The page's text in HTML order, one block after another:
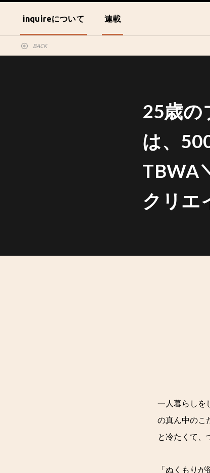
inquireについて 連載
BACK
25歳の
は、
TBWA
クリエ
一人暮らしを
の真ん中のこ
と冷たくて、
「ぬくもり